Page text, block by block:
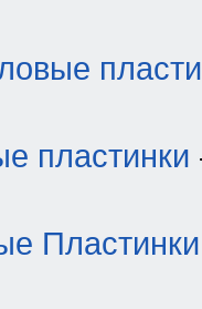
пластинки
Пластинки